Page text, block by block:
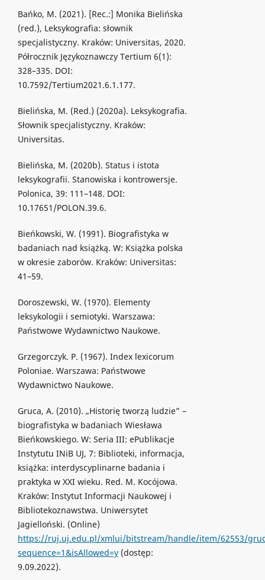
Bańko, M. (2021). [Rec.:] Monika Bielińska
(red.), Leksykografia: słownik
specjalistyczny. Kraków: Universitas, 2020.
Półrocznik Językoznawczy Tertium 6(1):
328–335. DOI:
10.7592/Tertium2021.6.1.177.
Bielińska, M. (Red.) (2020a). Leksykografia.
Słownik specjalistyczny. Kraków:
Universitas.
Bielińska, M. (2020b). Status i istota
leksykografii. Stanowiska i kontrowersje.
Polonica, 39: 111–148. DOI:
10.17651/POLON.39.6.
Bieńkowski, W. (1991). Biografistyka w
badaniach nad książką. W: Książka polska
w okresie zaborów. Kraków: Universitas:
41–59.
Doroszewski, W. (1970). Elementy
leksykologii i semiotyki. Warszawa:
Państwowe Wydawnictwo Naukowe.
Grzegorczyk. P. (1967). Index lexicorum
Poloniae. Warszawa: Państwowe
Wydawnictwo Naukowe.
Gruca, A. (2010). „Historię tworzą ludzie” –
biografistyka w badaniach Wiesława
Bieńkowskiego. W: Seria III: ePublikacje
Instytutu INiB UJ, 7: Biblioteki, informacja,
książka: interdyscyplinarne badania i
praktyka w XXI wieku. Red. M. Kocójowa.
Kraków: Instytut Informacji Naukowej i
Bibliotekoznawstwa. Uniwersytet
Jagielloński. (Online)
https://ruj.uj.edu.pl/xmlui/bitstream/handle/item/62553/
sequence=1&isAllowed=y(dostęp:
9.09.2022).